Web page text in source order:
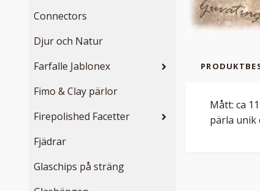
Connectors
Djur och Natur
Farfalle Jablonex
Fimo & Clay pärlor
Firepolished Facetter
Fjädrar
Glaschips på sträng
Mått: ca
pärla unik